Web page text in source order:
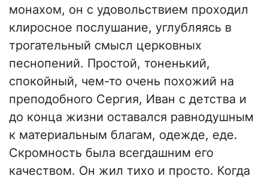
монахом, он с удовольствием проходил
клиросное послушание, углубляясь в
трогательный смысл церковных
песнопений. Простой, тоненький,
спокойный, чем-то очень похожий на
преподобного Сергия, Иван с детства и
до конца жизни оставался равнодушным
к материальным благам, одежде, еде.
Скромность была всегдашним его
качеством. Он жил тихо и просто. Когда